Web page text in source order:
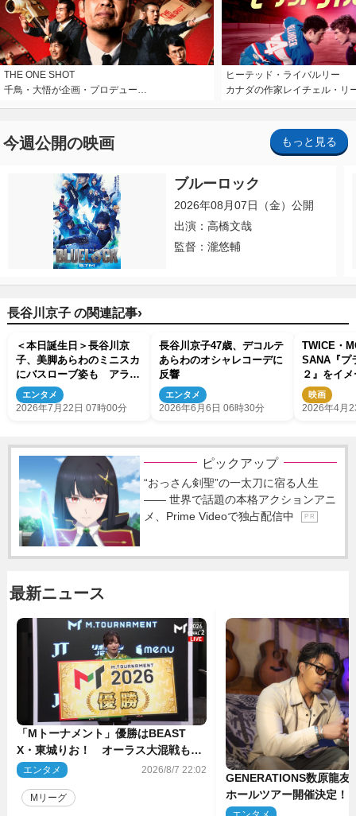
THE ONE SHOT
千鳥・大悟が企画・プロデュー…
ヒーテッド・ライバルリー
カナダの作家レイチェル・リ
今週公開の映画 もっと見る
ブルーロック
2026年08月07日（金）公開
出演：高橋文哉
監督：瀧悠輔
長谷川京子 の関連記事›
＜本日誕生日＞長谷川京
子、美脚あらわのミニスカ
にバスローブ姿も アラフ
ィフと思えない美スタイ
ル！
エンタメ
2026年7月22日 07時00分
長谷川京子47歳、デコルテ
あらわのオシャレコーデに
反響
エンタメ
2026年6月6日 06時30分
TWICE・
SANA『プ
２』をイ
なドレス
アンバサ
映画
2026年4月
ピックアップ
“おっさん剣聖”の一太刀に宿る人生
―― 世界で話題の本格アクションアニ
メ、Prime Videoで独占配信中
P R
最新ニュース
「Mトーナメント」優勝はBEAST
X・東城りお！ オーラス大混戦も最
後は自ら和了って幕引き
エンタメ 2026/8/7 22:02
Mリーグ
GENERATIONS数原龍友
ホールツアー開催決定
た瞬間を、音に乗せてお